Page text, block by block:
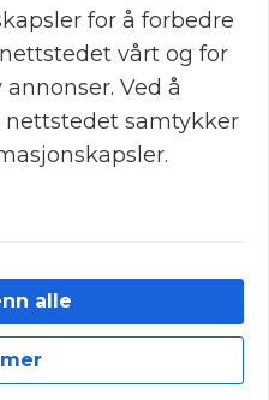
Utviklet og designet av
for å forbedre
vårt og for
Ved å
samtykker
alle